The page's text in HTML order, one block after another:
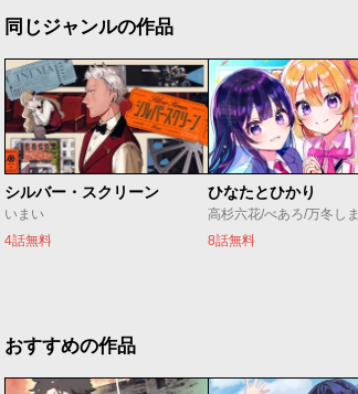
同じジャンルの作品
シルバー・スクリーン
いまい
4話無料
ひなたとひかり
高杉六花/べあろ/万冬しま
8話無料
おすすめの作品